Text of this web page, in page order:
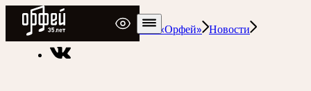
Радио Орфей
Радио классической музыки «Орфей» Новости